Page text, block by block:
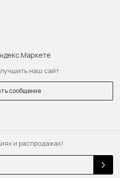
и распродажах!
наш сайт
сообщение